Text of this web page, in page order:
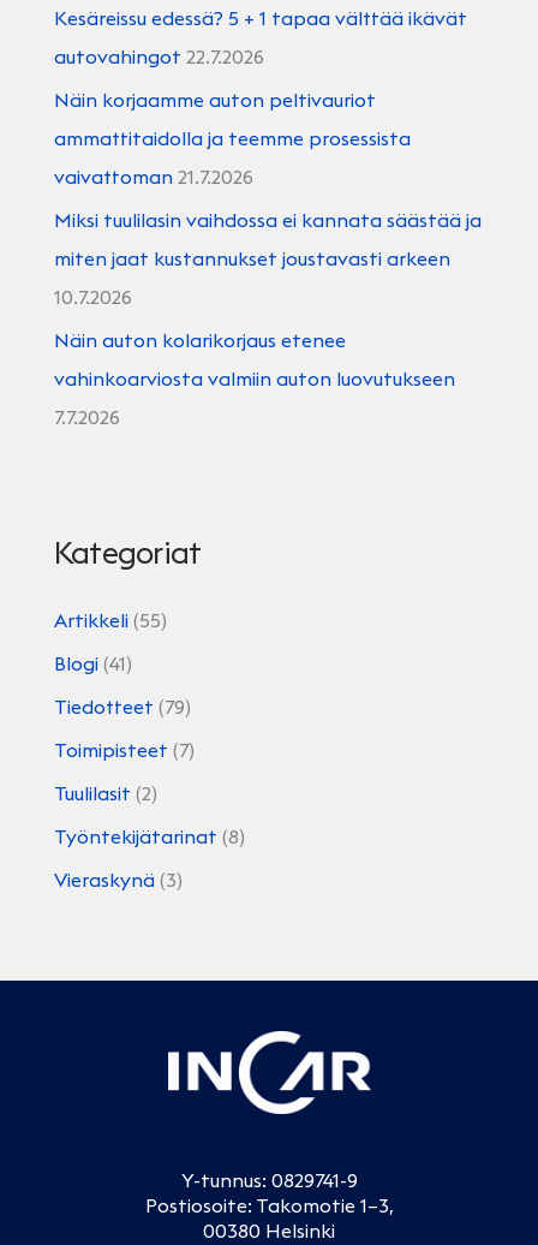
Kesäreissu edessä? 5 + 1 tapaa välttää ikävät
autovahingot 22.7.2026
Näin korjaamme auton peltivauriot
ammattitaidolla ja teemme prosessista
vaivattoman 21.7.2026
Miksi tuulilasin vaihdossa ei kannata säästää ja
miten jaat kustannukset joustavasti arkeen
10.7.2026
Näin auton kolarikorjaus etenee
vahinkoarviosta valmiin auton luovutukseen
7.7.2026
Kategoriat
Artikkeli (55)
Blogi (41)
Tiedotteet (79)
Toimipisteet (7)
Tuulilasit (2)
Työntekijätarinat (8)
Vieraskynä (3)
Y-tunnus: 0829741-9
Postiosoite: Takomotie 1–3,
00380 Helsinki